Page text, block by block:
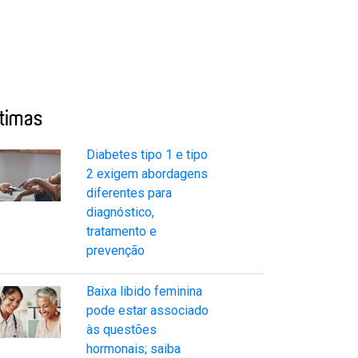
Diabetes tipo 1 e tipo
2 exigem abordagens
diferentes para
diagnóstico,
tratamento e
prevenção
Baixa libido feminina
pode estar associado
às questões
hormonais; saiba